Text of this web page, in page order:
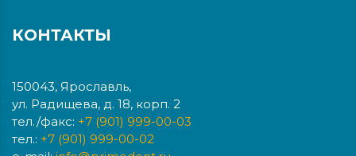
КОНТАКТЫ
150043, Ярославль,
ул. Радищева, д. 18, корп. 2
тел./факс: +7 (901) 999-00-03
тел.: +7 (901) 999-00-02